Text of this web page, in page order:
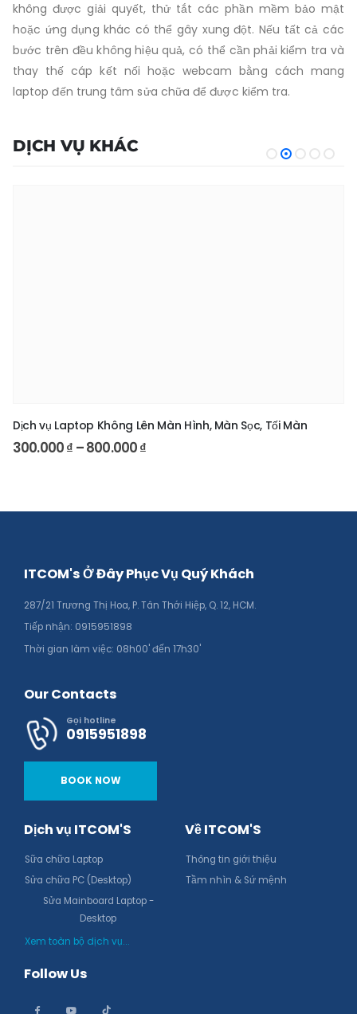
không được giải quyết, thử tắt các phần mềm bảo mật
hoặc ứng dụng khác có thể gây xung đột. Nếu tất cả các
bước trên đều không hiệu quả, có thể cần phải kiểm tra và
thay thế cáp kết nối hoặc webcam bằng cách mang
laptop đến trung tâm sửa chữa để được kiểm tra.
DỊCH VỤ KHÁC
Dịch vụ Laptop Không Lên Màn Hình, Màn Sọc, Tối Màn
300.000₫ –800.000₫
ITCOM's Ở Đây Phục Vụ Quý Khách
287/21 Trương Thị Hoa, P. Tân Thới Hiệp, Q. 12, HCM.
Tiếp nhận: 0915951898
Thời gian làm việc: 08h00' đến 17h30'
Our Contacts
Gọi hotline
0915951898
BOOK NOW
Dịch vụ ITCOM'S
Sữa chữa Laptop
Sửa chữa PC (Desktop)
Sửa Mainboard Laptop -
Desktop
Xem toàn bộ dịch vụ...
Về ITCOM'S
Thông tin giới thiệu
Tầm nhìn & Sứ mệnh
Follow Us